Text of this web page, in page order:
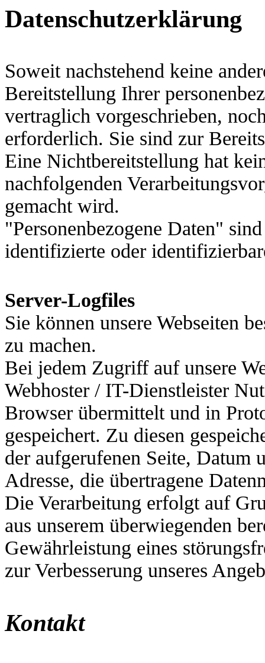
Datenschutzerklärung
Soweit nachstehend keine
Bereitstellung Ihrer
vertraglich vorgeschrieben,
erforderlich. Sie sind zur
Eine Nichtbereitstellung hat
nachfolgenden
gemacht wird.
"Personenbezogene Daten"
identifizierte oder
Server-Logfiles
Sie können unsere Webseiten
zu machen.
Bei jedem Zugriff auf unsere
Webhoster / IT-Dienstleister
Browser übermittelt und in
gespeichert. Zu diesen
der aufgerufenen Seite, Datum
Adresse, die übertragene
Die Verarbeitung erfolgt auf
aus unserem überwiegenden
Gewährleistung eines
zur Verbesserung unseres
Kontakt